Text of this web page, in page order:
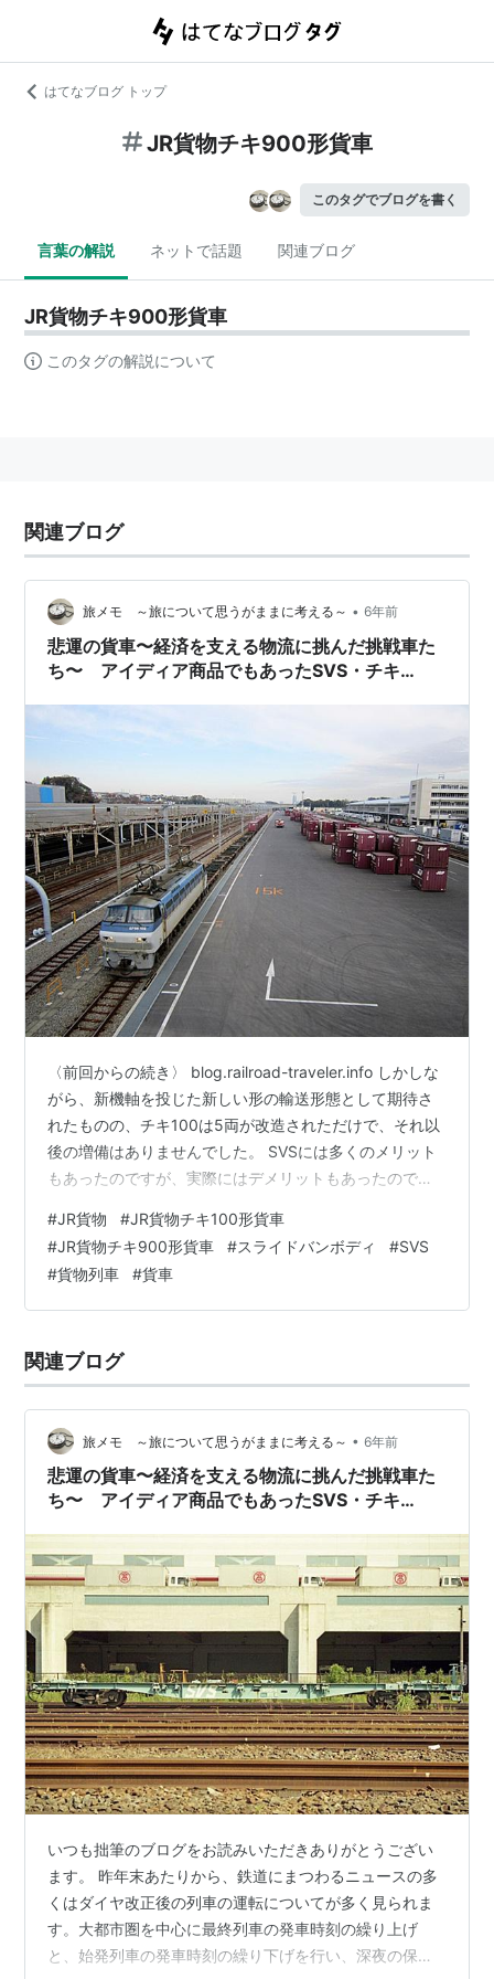
はてなブログ トップ
JR貨物チキ900形貨車
このタグでブログを書く
言葉の解説 ネットで話題 関連ブログ
JR貨物チキ900形貨車
このタグの解説について
関連ブログ
旅メモ ～旅について思うがままに考える～ • 6年前
悲運の貨車〜経済を支える物流に挑んだ挑戦車た
ち〜 アイディア商品でもあったSVS・チキ
〈前回からの続き〉 blog.railroad-traveler.info しかしな
がら、新機軸を投じた新しい形の輸送形態として期待さ
れたものの、チキ100は5両が改造されただけで、それ以
後の増備はありませんでした。 SVSには多くのメリット
もあったのですが、実際にはデメリットもあったので
には必ず貨車に横付けしなければなりません。そのため
に、貨車はトラックが横付けしやすいコンテナホームな
どの線路上に留置されてなければならず、すべてのバン
ボディコンテナの荷役を終えるまでは、その線路を占有
規模の…
#JR貨物 #JR貨物チキ100形貨車
#JR貨物チキ900形貨車 #スライドバンボディ #SVS
#貨物列車 #貨車
関連ブログ
旅メモ ～旅について思うがままに考える～ • 6年前
悲運の貨車〜経済を支える物流に挑んだ挑戦車た
ち〜 アイディア商品でもあったSVS・チキ
いつも拙筆のブログをお読みいただきありがとうござい
ます。 昨年末あたりから、鉄道にまつわるニュースの多
くはダイヤ改正後の列車の運転についてが多く見られま
す。大都市圏を中心に最終列車の発車時刻の繰り上げ
と、始発列車の発車時刻の繰り下げを行い、深夜の保守